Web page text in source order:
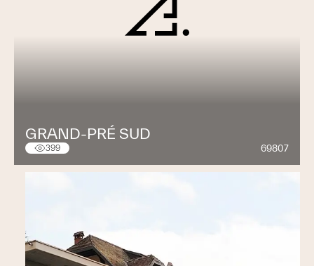
GRAND-PRÉ SUD
399 69807